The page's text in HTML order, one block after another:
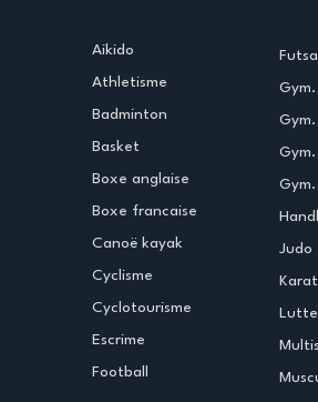
Aikido
Athletisme
Badminton
Basket
Boxe anglaise
Boxe francaise
Canoë kayak
Cyclisme
Cyclotourisme
Escrime
Football
Judo
Lutte